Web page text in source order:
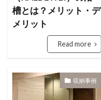
槽とは？メリット・デ
メリット
Read more
収納事例